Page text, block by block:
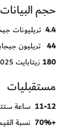
حجم
4.4 تريليونات
44 تريليون
180 زيتابايت 2025
مستقبليات
11-12 ساعة
+70%
نسبة